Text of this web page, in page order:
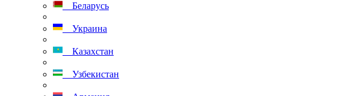
Беларусь
Украина
Казахстан
Узбекистан